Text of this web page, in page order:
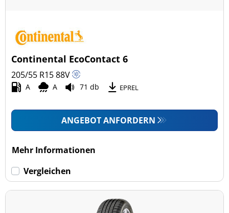
Continental EcoContact 6
205/55 R1588V
A A 71 db EPREL
ANGEBOT ANFORDERN
Mehr Informationen
Vergleichen